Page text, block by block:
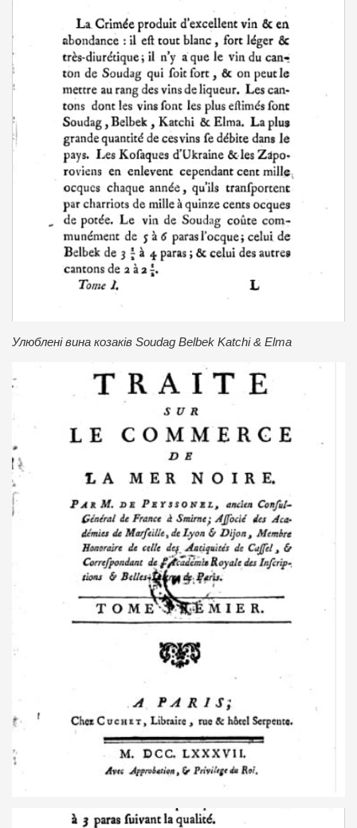
Улюблені вина козаків Soudag Belbek Katchi & Elma